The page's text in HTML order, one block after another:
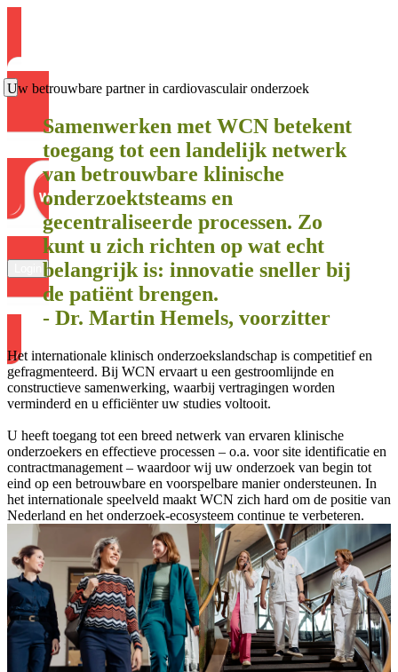
Uw betrouwbare partner in cardiovasculair onderzoek
Samenwerken met WCN betekent
toegang tot een landelijk netwerk
van betrouwbare klinische
onderzoektsteams en
gecentraliseerde processen. Zo
kunt u zich richten op wat echt
belangrijk is: innovatie sneller bij
de patiënt brengen.
- Dr. Martin Hemels, voorzitter
Het internationale klinisch onderzoekslandschap is competitief en
gefragmenteerd. Bij WCN ervaart u een gestroomlijnde en
constructieve samenwerking, waarbij vertragingen worden
verminderd en u efficiënter uw studies voltooit.
U heeft toegang tot een breed netwerk van ervaren klinische
onderzoekers en effectieve processen – o.a. voor site identificatie en
contractmanagement – waardoor wij uw onderzoek van begin tot
eind op een betrouwbare en voorspelbare manier ondersteunen. In
het internationale speelveld maakt WCN zich hard om de positie van
Nederland en het onderzoek-ecosysteem continue te verbeteren.